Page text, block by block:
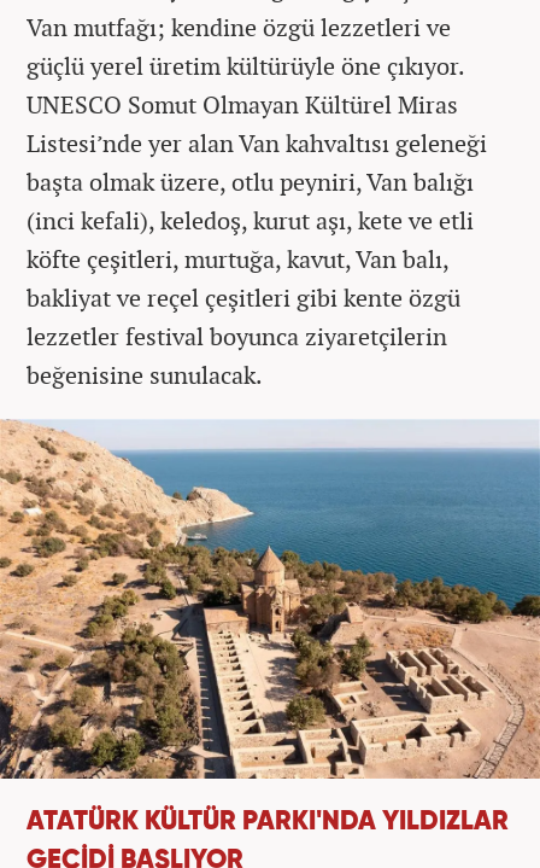
Van mutfağı; kendine özgü lezzetleri ve
güçlü yerel üretim kültürüyle öne çıkıyor.
UNESCO Somut Olmayan Kültürel Miras
Listesi’nde yer alan Van kahvaltısı geleneği
başta olmak üzere, otlu peyniri, Van balığı
(inci kefali), keledoş, kurut aşı, kete ve etli
köfte çeşitleri, murtuğa, kavut, Van balı,
bakliyat ve reçel çeşitleri gibi kente özgü
lezzetler festival boyunca ziyaretçilerin
beğenisine sunulacak.
ATATÜRK KÜLTÜR PARKI'NDA YILDIZLAR
GEÇİDİ BAŞLIYOR